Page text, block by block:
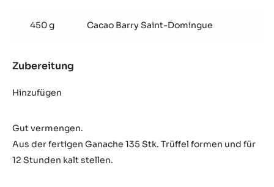
Trüffel
450 g Cacao Barry Saint-Domingue
Zubereitung
Hinzufügen
Gut vermengen.
Aus der fertigen Ganache 135 Stk. Trüffel formen und für
12 Stunden kalt stellen.